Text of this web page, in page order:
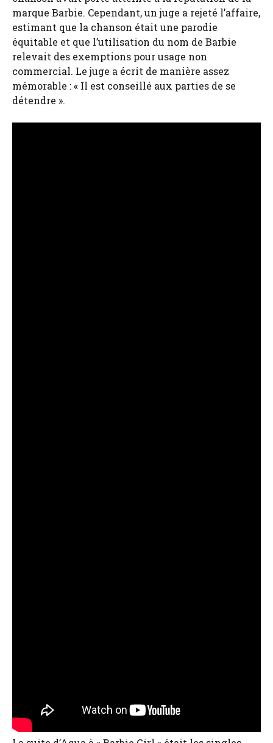
marque Barbie. Cependant, un juge a rejeté l’affaire,
estimant que la chanson était une parodie
équitable et que l’utilisation du nom de Barbie
relevait des exemptions pour usage non
commercial. Le juge a écrit de manière assez
mémorable : « Il est conseillé aux parties de se
détendre ».